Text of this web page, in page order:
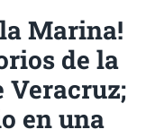
Marina!
de la
Veracruz;
en una